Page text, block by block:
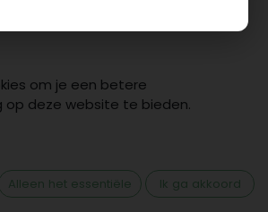
om je een betere
op deze website te bieden.
Alleen het essentiële Ik ga akkoord